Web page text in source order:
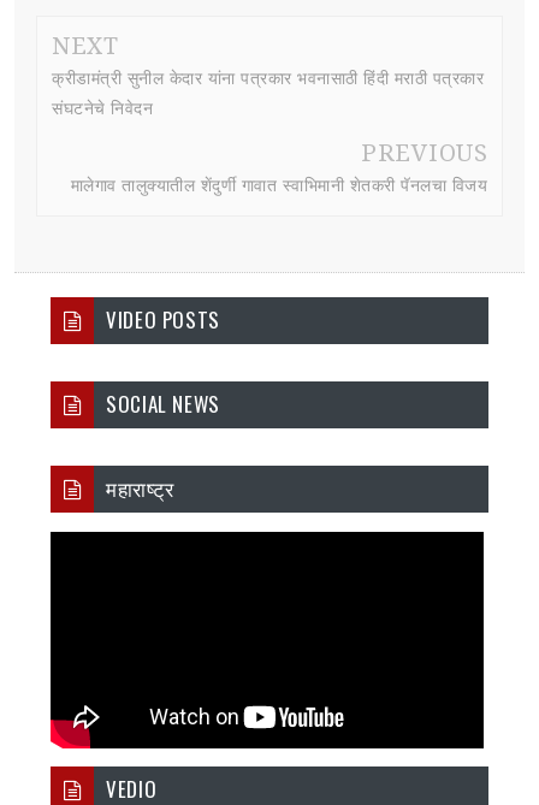
VIDEO POSTS
SOCIAL NEWS
महाराष्ट्र
VEDIO
NEXT
क्रीडामंत्री सुनील केदार यांना पत्रकार भवनासाठी हिंदी मराठी पत्रकार
संघटनेचे निवेदन
PREVIOUS
मालेगाव तालुक्यातील शेंदुर्णी गावात स्वाभिमानी शेतकरी पॅनलचा विजय